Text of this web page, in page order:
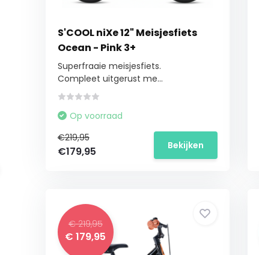
S'COOL niXe 12" Meisjesfiets
Ocean - Pink 3+
Superfraaie meisjesfiets.
Compleet uitgerust me...
Op voorraad
€219,95
€179,95 Bekijken
€ 219,95
€ 179,95